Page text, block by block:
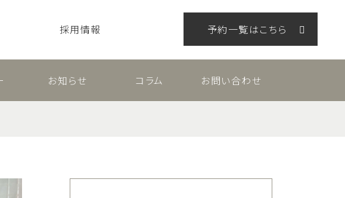
採用情報 予約一覧はこちら
お知らせ コラム お問い合わせ